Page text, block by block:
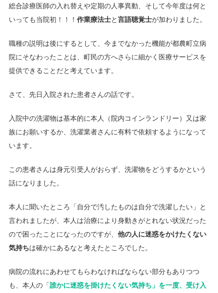
総合診療医師の入れ替えや定期の人事異動、そして今年度は何と
いっても当院初！！！ 作業療法士と言語聴覚士が加わりました。
職種の説明は後にするとして、今までなかった機能が都農町立病
院にそなわったことは、町民の方へさらに細かく医療サービスを
提供できることだと考えています。
さて、先日入院された患者さんの話です。
入院中の洗濯物は基本的に本人（院内コインランドリー）又は家
族にお願いするか、洗濯業者さんに有料で依頼するようになって
います。
この患者さんは身元引受人がおらず、洗濯物をどうするかという
話になりました。
本人に聞いたところ「自分で汚したものは自分で洗濯したい」と
言われましたが、本人は治療により身動きがとれない状況だった
ので困ったことになったのですが、 他の人に迷惑をかけたくない
気持ちは確かにあるなと考えたところでした。
病院の流れにあわせてもらわなければならない部分もありつつ
も、本人の「誰かに迷惑を掛けたくない気持ち」を一度、受け入